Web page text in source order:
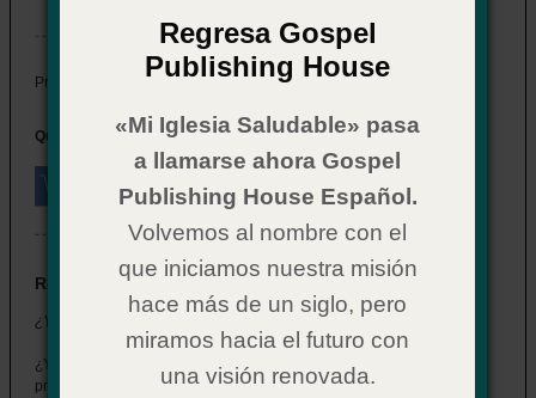
Price:
Quantity:
Resumen
¿Y ahora qué? Bautismo en el Espíritu Santo
¿Y ahora qué? Bautismo en el Espíritu Santo responde las
preguntas sobre quien es el Espíritu Santo y lo que Él significa para
Regresa Gospel
Publishing House
«Mi Iglesia Saludable» pasa
a llamarse ahora Gospel
Publishing House Español.
Volvemos al nombre con el
que iniciamos nuestra misión
hace más de un siglo, pero
miramos hacia el futuro con
una visión renovada.